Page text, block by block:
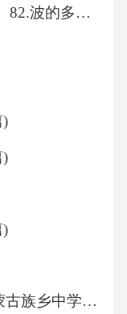
的管理制度
的产品开
略，确保产
进行详细估
行贷款等方
稳定可靠。
筹措环境影
影响建设现
边地区的空
设备和车辆
高中物理 加强练习第八章 82.波的多解问题
)
)
)
辽宁省朝阳市建平县三家蒙古族乡中学高三生物上学期摸底试题含解析